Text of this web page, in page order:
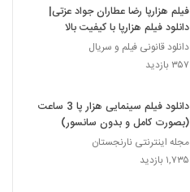
فیلم هزارپا رضا عطاران جواد عزتی|
دانلود فیلم هزارپا با کیفیت بالا
دانلود قانونی فیلم و سریال
۳۵۷ بازدید
دانلود فیلم سینمایی هزار پا 3 ساعت
(بصورت کامل و بدون سانسور)
مجله اینترنتی نارنجستان
۱,۷۳۵ بازدید